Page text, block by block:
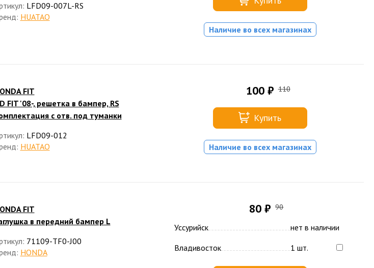
LFD09-007L-RS
HUATAO
Наличие во всех магазинах
FIT
FIT '08-, решетка в бампер, RS
с отв. под туманки
LFD09-012
HUATAO
100 ₽ 110
Купить
Наличие во всех магазинах
FIT
в передний бампер L
71109-TF0-J00
HONDA
80 ₽ 90
Уссурийск
нет в наличии
Владивосток
1 шт.